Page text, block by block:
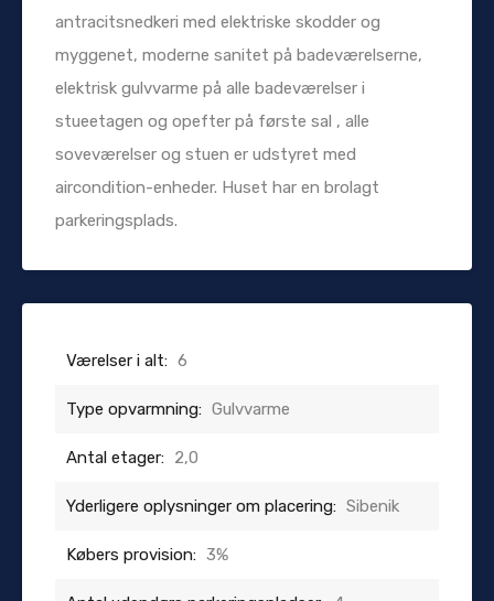
antracitsnedkeri med elektriske skodder og
myggenet, moderne sanitet på badeværelserne,
elektrisk gulvvarme på alle badeværelser i
stueetagen og opefter på første sal , alle
soveværelser og stuen er udstyret med
aircondition-enheder. Huset har en brolagt
parkeringsplads.
Værelser i alt: 6
Type opvarmning: Gulvvarme
Antal etager: 2,0
Yderligere oplysninger om placering: Sibenik
Købers provision: 3%